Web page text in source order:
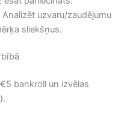
uzvaru/zaudējumu
sliekšņus.
bankroll un izvēlas